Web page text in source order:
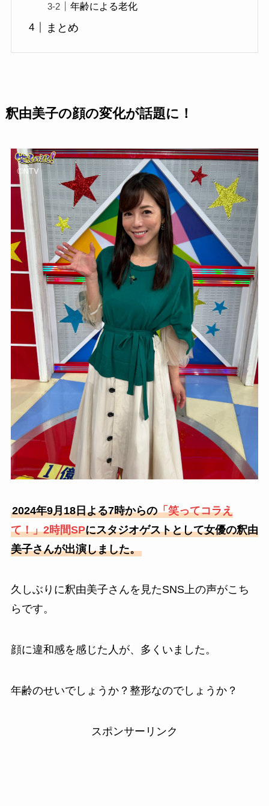
年齢による老化
まとめ
釈由美子の顔の変化が話題に！
2024年9月18日よる7時からの「笑ってコラえ
て！」2時間SPにスタジオゲストとして女優の釈由
美子さんが出演しました。
久しぶりに釈由美子さんを見たSNS上の声がこち
らです。
顔に違和感を感じた人が、多くいました。
年齢のせいでしょうか？整形なのでしょうか？
スポンサーリンク